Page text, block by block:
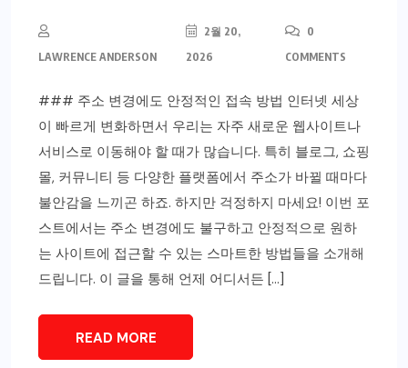
LAWRENCE ANDERSON
2월 20,
2026
0
COMMENTS
### 주소 변경에도 안정적인 접속 방법 인터넷 세상
이 빠르게 변화하면서 우리는 자주 새로운 웹사이트나
서비스로 이동해야 할 때가 많습니다. 특히 블로그, 쇼핑
몰, 커뮤니티 등 다양한 플랫폼에서 주소가 바뀔 때마다
불안감을 느끼곤 하죠. 하지만 걱정하지 마세요! 이번 포
스트에서는 주소 변경에도 불구하고 안정적으로 원하
는 사이트에 접근할 수 있는 스마트한 방법들을 소개해
드립니다. 이 글을 통해 언제 어디서든 […]
READ MORE